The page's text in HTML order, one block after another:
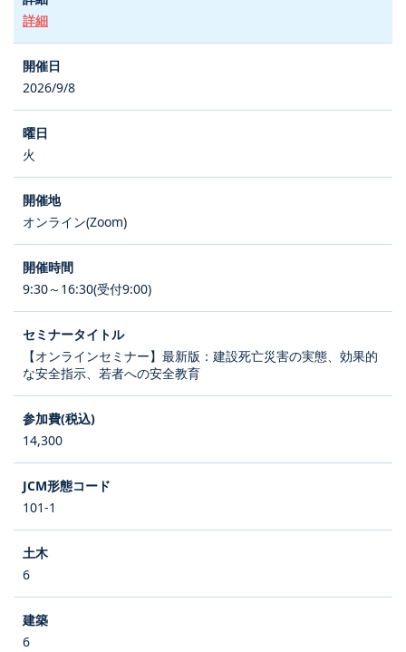
詳細
2026/9/8
火
オンライン(Zoom)
9:30～16:30(受付9:00)
【オンラインセミナー】最新版：建設死亡災害の実態、効果的
な安全指示、若者への安全教育
14,300
101-1
6
6